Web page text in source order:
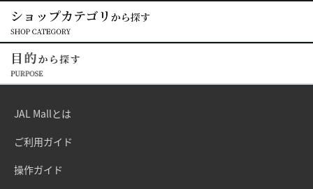
JAL Mallとは
ご利用ガイド
操作ガイド